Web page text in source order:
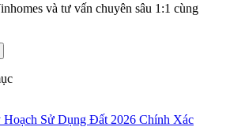
và tư vấn chuyên sâu 1:1 cùng
Sử Dụng Đất 2026 Chính Xác